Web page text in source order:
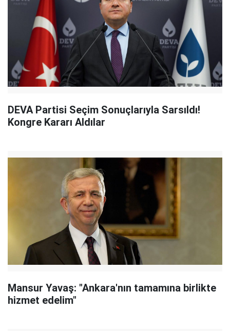
DEVA Partisi Seçim Sonuçlarıyla Sarsıldı!
Kongre Kararı Aldılar
Mansur Yavaş: "Ankara'nın tamamına birlikte
hizmet edelim"